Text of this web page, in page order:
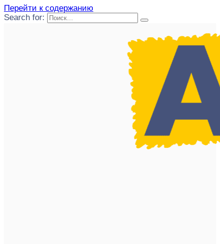
Перейти к содержанию
Search for: